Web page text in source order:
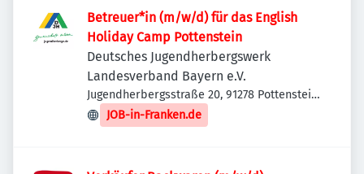
Betreuer*in (m/w/d) für das English
Holiday Camp Pottenstein
Deutsches Jugendherbergswerk
Landesverband Bayern e.V.
Jugendherbergsstraße 20, 91278 Pottenstein,
Deutschland
JOB-in-Franken.de